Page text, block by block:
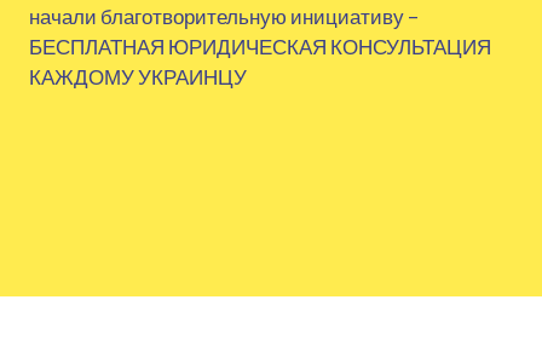
начали благотворительную инициативу –
БЕСПЛАТНАЯ ЮРИДИЧЕСКАЯ КОНСУЛЬТАЦИЯ
КАЖДОМУ УКРАИНЦУ